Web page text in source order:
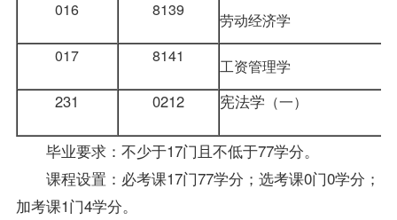
016
8139
劳动经济学
017
8141
工资管理学
231 0212 宪法学 （一）
毕业要求：不少于17门且不低于77学分。
课程设置：必考课17门77学分；选考课0门0学分；
加考课1门4学分。